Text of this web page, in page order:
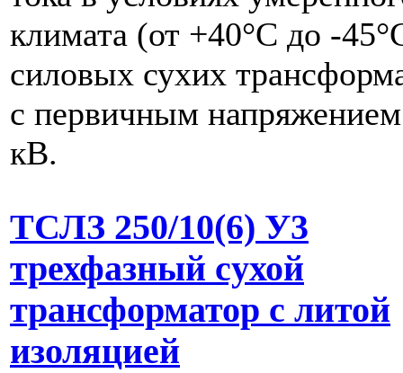
климата (от +40°С до -
силовых сухих
с первичным
кВ.
ТСЛЗ 250/10(6) У3
трехфазный cухой
трансформатор с литой
изоляцией